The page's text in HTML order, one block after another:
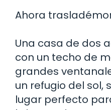
Ahora
Una casa de dos
con un techo de
grandes
un refugio del sol,
lugar perfecto